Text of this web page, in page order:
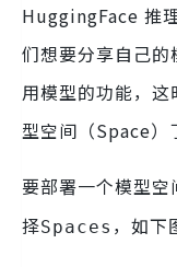
HuggingFace 推
们想要分享自己
用模型的功能，
型空间（Space）
要部署一个模型
择Spaces ，如下